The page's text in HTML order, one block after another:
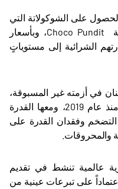
على الشوكولاتة التي
Choco Pundit، وبأسعار
الشرائية إلى مستوياتٍ
في أزمته غير المسبوقة،
التي أدّت إلى انهيار تدريجي للعملة منذ عام 2019، ومعها القدرة
التضخم وفقدان القدرة على
والمحروقات
عالمية تنشط في تقديم
على تبرعات عينية من